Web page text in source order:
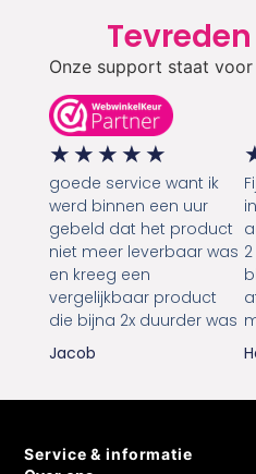
Onze support staat voor
★ ★ ★ ★ ★
goede service want ik
werd binnen een uur
gebeld dat het product
niet meer leverbaar was
en kreeg een
vergelijkbaar product
die bijna 2x duurder was
Jacob
Service & informatie